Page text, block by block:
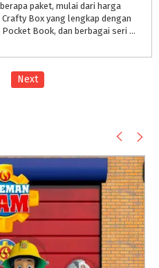
paket, mulai dari harga
Box yang lengkap dengan
alat dan bahan, seri Flash Cards, Pocket Book, dan berbagai seri lainnya. Silahkan cek di IG @craftykids.id
Next